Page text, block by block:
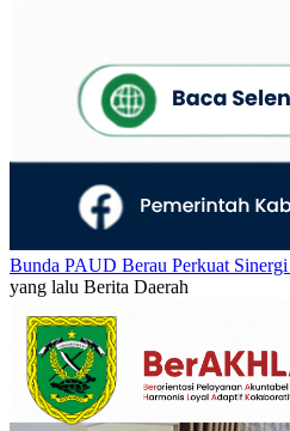
Bunda PAUD Berau Perkuat
yang lalu Berita Daerah